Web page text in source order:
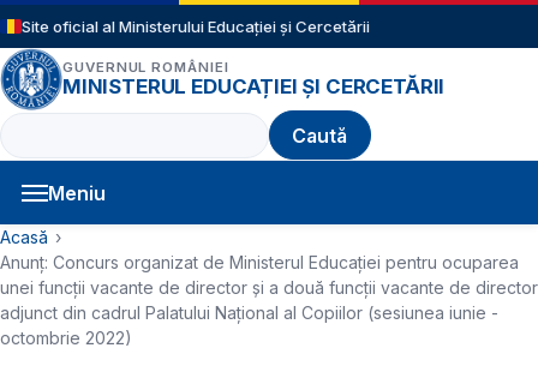
Sari la conținutul principal
Site oficial al Ministerului Educației și Cercetării
GUVERNUL ROMÂNIEI
MINISTERUL EDUCAȚIEI ȘI CERCETĂRII
Caută
Meniu
Navigație principală
Cale de navigare
Acasă
Anunț: Concurs organizat de Ministerul Educației pentru ocuparea
unei funcții vacante de director și a două funcții vacante de director
adjunct din cadrul Palatului Național al Copiilor (sesiunea iunie -
octombrie 2022)